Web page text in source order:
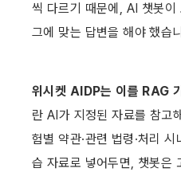
씩 다르기 때문에, AI 챗봇
그에 맞는 답변을 해야 했습
위시켓 AIDP는 이를 RAG
란 AI가 지정된 자료를 참고
험별 약관·관련 법령·처리
습 자료로 넣어두면, 챗봇은